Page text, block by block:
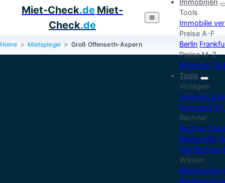
Miet-Check.de Miet-
Check.de
Immobilien
Tools
Immobilie
Preise A-F
Berlin
Preise M-Z
München
Tools
Vorlagen
Vorlagen &
Formulare
Rechner
Rechner
Mietrendite
Alle Rechner
Wissen
Mietverträge
Home Mietspiegel Groß Offenseth-Aspern